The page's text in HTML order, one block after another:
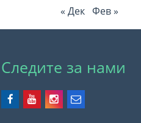
« Дек Фев »
Следите за нами